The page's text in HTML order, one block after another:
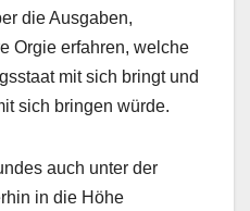
die Ausgaben,
Orgie erfahren, welche
mit sich bringt und
sich bringen würde.
auch unter der
in die Höhe